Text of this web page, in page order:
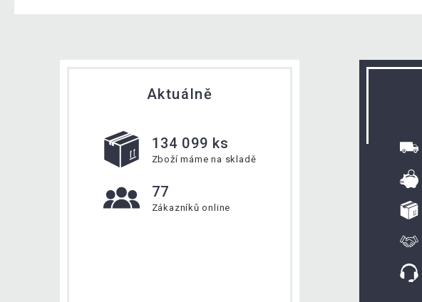
Aktuálně
134 099 ks
Zboží máme na skladě
77
Zákazníků online